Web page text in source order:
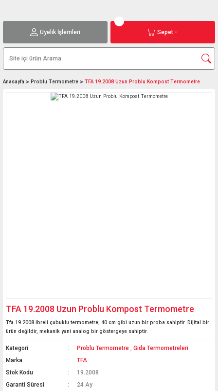
Üyelik İşlemleri Sepet -
Anasayfa Problu Termometre TFA 19.2008 Uzun Problu Kompost Termometre
TFA 19.2008 Uzun Problu Kompost Termometre
Tfa 19.2008 ibreli çubuklu termometre; 40 cm gibi uzun bir proba sahiptir. Dijital bir
ürün değildir, mekanik yani analog bir göstergeye sahiptir.
Kategori Problu Termometre ,Gıda Termometreleri
Marka
TFA
Stok Kodu
19.2008
Garanti Süresi
24 Ay